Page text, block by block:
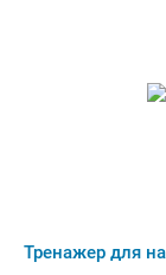
Тренажер для